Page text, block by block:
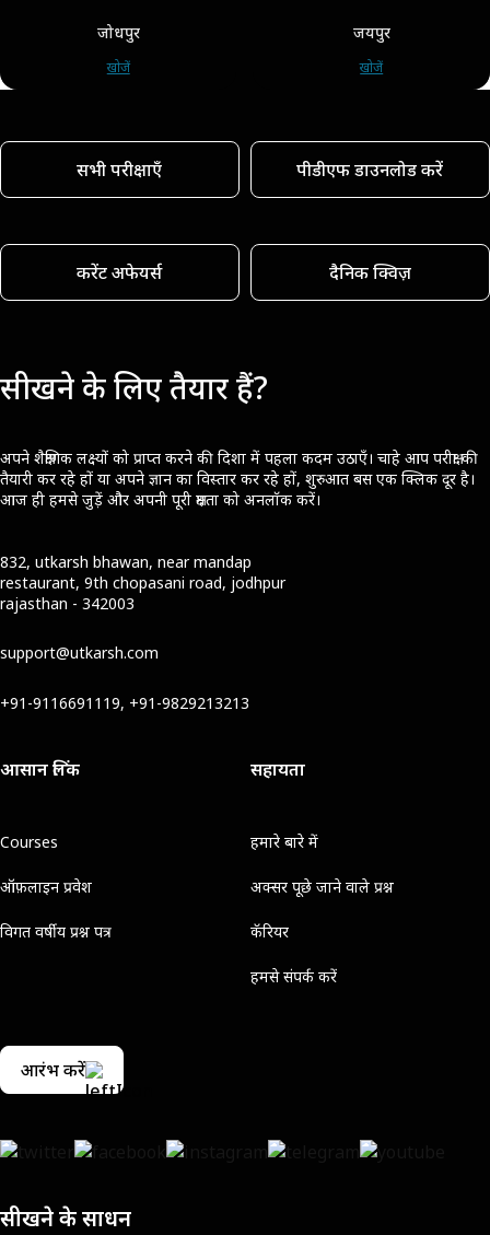
जोधपुर
खोजें
जयपुर
खोजें
सभी परीक्षाएँ पीडीएफ डाउनलोड करें
करेंट अफेयर्स दैनिक क्विज़
सीखने के लिए तैयार हैं?
अपने शैक्षणिक लक्ष्यों को प्राप्त करने की दिशा में पहला कदम उठाएँ। चाहे आप परीक्षा की
तैयारी कर रहे हों या अपने ज्ञान का विस्तार कर रहे हों, शुरुआत बस एक क्लिक दूर है।
आज ही हमसे जुड़ें और अपनी पूरी क्षमता को अनलॉक करें।
832, utkarsh bhawan, near mandap
restaurant, 9th chopasani road, jodhpur
rajasthan - 342003
support@utkarsh.com
+91-9116691119, +91-9829213213
आसान लिंक
Courses
ऑफ़लाइन प्रवेश
विगत वर्षीय प्रश्न पत्र
सहायता
हमारे बारे में
अक्सर पूछे जाने वाले प्रश्न
कॅरियर
हमसे संपर्क करें
आरंभ करें
सीखने के साधन